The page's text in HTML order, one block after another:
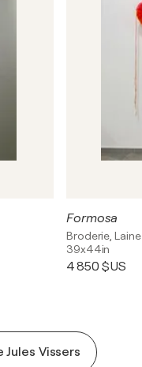
Formosa
Broderie,
39x44in
4 850 $US
Vissers